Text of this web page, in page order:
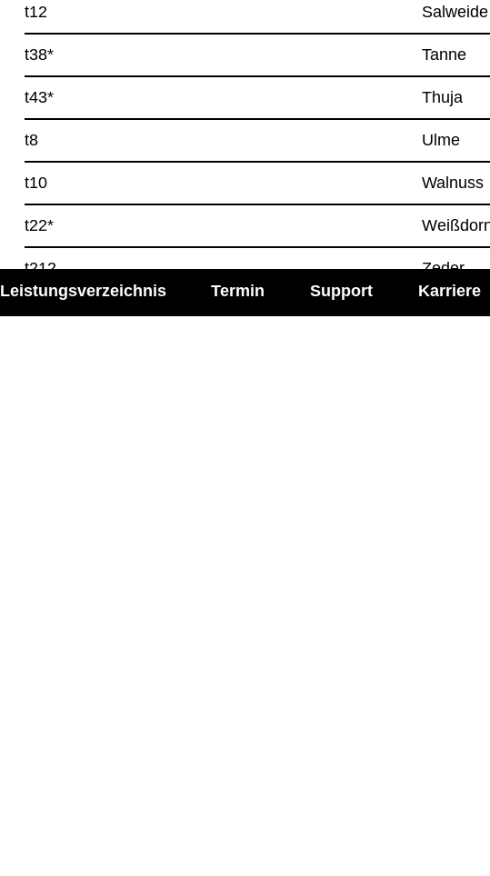
Leistungsverzeichnis Termin Support Karriere
t12 Sal­weide
t38* Tanne
t43* Thuja
t8 Ulme
t10 Wal­nuss
t22*
t212 Zeder